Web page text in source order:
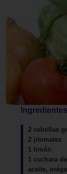
2 cebollas
2 jitomates
1 limón
1 cuchara
aceite,